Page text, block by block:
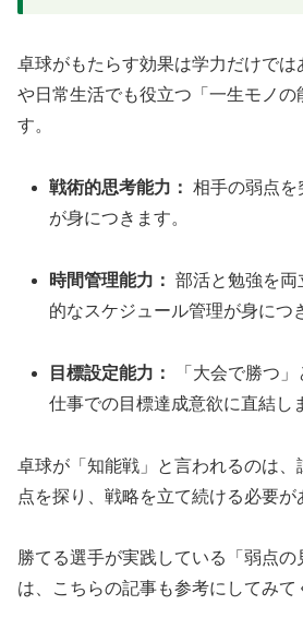
卓球がもたらす効果は学力だけでは
や日常生活でも役立つ「一生モノの
す。
戦術的思考能力： 相手の弱点を
が身につきます。
時間管理能力： 部活と勉強を
的なスケジュール管理が身につ
目標設定能力：
「大会で勝つ」
仕事での目標達成意欲に直結し
卓球が「知能戦」と言われるのは、
点を探り、戦略を立て続ける必要が
勝てる選手が実践している「弱点の
は、こちらの記事も参考にしてみて